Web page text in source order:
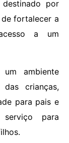
por
fortalecer a
a um
ambiente
crianças,
para pais e
para